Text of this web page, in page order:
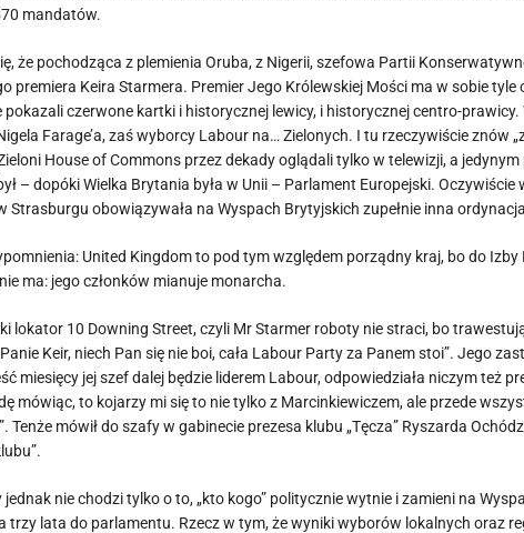
mandatów.
że pochodząca z plemienia Oruba, z Nigerii, szefowa Partii
premiera Keira Starmera. Premier Jego Królewskiej Mości ma w sobie
czerwone kartki i historycznej lewicy, i historycznej centro-
Farage’a, zaś wyborcy Labour na… Zielonych. I tu rzeczywiście znów
House of Commons przez dekady oglądali tylko w telewizji, a
– dopóki Wielka Brytania była w Unii – Parlament Europejski.
Strasburgu obowiązywała na Wyspach Brytyjskich zupełnie inna
United Kingdom to pod tym względem porządny kraj, bo do
ma: jego członków mianuje monarcha.
lokator 10 Downing Street, czyli Mr Starmer roboty nie straci, bo
Keir, niech Pan się nie boi, cała Labour Party za Panem stoi”. Jego
miesięcy jej szef dalej będzie liderem Labour, odpowiedziała niczym też
mówiąc, to kojarzy mi się to nie tylko z Marcinkiewiczem, ale przede
Tenże mówił do szafy w gabinecie prezesa klubu „Tęcza” Ryszarda
jednak nie chodzi tylko o to, „kto kogo” politycznie wytnie i zamieni na
trzy lata do parlamentu. Rzecz w tym, że wyniki wyborów lokalnych oraz